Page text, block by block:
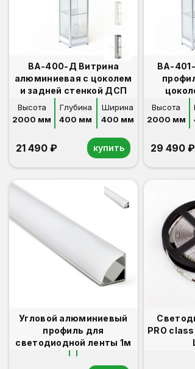
ВА-400-Д Витрина
алюминиевая с цоколем
и задней стенкой ДСП
Высота
2000 мм
Глубина
400 мм
Ширина
400 мм
21 490 ₽ купить
ВА-
Высота
2000 мм
29 490 ₽
Угловой алюминиевый
профиль для
светодиодной ленты 1м
PRO